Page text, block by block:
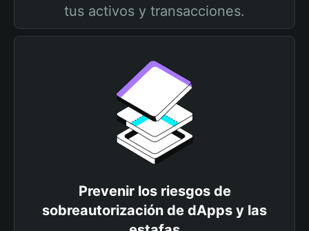
tus activos y transacciones.
Prevenir los riesgos de
sobreautorización de dApps y las